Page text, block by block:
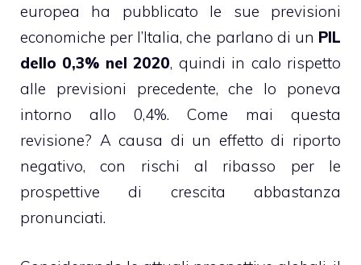
europea ha pubblicato le sue previsioni
economiche per l’Italia, che parlano di un PIL
dello 0,3% nel 2020, quindi in calo rispetto
alle previsioni precedente, che lo poneva
intorno allo 0,4%. Come mai questa
revisione? A causa di un effetto di riporto
negativo, con rischi al ribasso per le
prospettive di crescita abbastanza
pronunciati.